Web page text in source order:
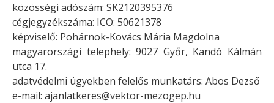
közösségi adószám: SK2120395376
cégjegyzékszáma: ICO: 50621378
képviselő: Pohárnok-Kovács Mária Magdolna
magyarországi telephely:9027 Győr, Kandó Kálmán
utca 17.
adatvédelmi ügyekben felelős munkatárs: Abos Dezső
e-mail: ajanlatkeres@vektor-mezogep.hu